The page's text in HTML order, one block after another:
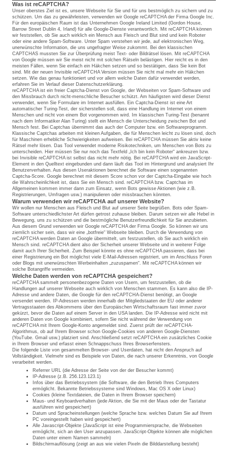
Was ist reCAPTCHA?
Unser oberstes Ziel ist es, unsere Webseite für Sie und für uns bestmöglich zu sichern und zu
schützen. Um das zu gewährleisten, verwenden wir Google reCAPTCHA der Firma Google Inc.
Für den europäischen Raum ist das Unternehmen Google Ireland Limited (Gordon House,
Barrow Street Dublin 4, Irland) für alle Google-Dienste verantwortlich. Mit reCAPTCHA können
wir feststellen, ob Sie auch wirklich ein Mensch aus Fleisch und Blut sind und kein Roboter
oder eine andere Spam-Software. Unter Spam verstehen wir jede, auf elektronischen Weg,
unerwünschte Information, die uns ungefragter Weise zukommt. Bei den klassischen
CAPTCHAS mussten Sie zur Überprüfung meist Text- oder Bildrätsel lösen. Mit reCAPTCHA
von Google müssen wir Sie meist nicht mit solchen Rätseln belästigen. Hier reicht es in den
meisten Fällen, wenn Sie einfach ein Häkchen setzen und so bestätigen, dass Sie kein Bot
sind. Mit der neuen Invisible reCAPTCHA Version müssen Sie nicht mal mehr ein Häkchen
setzen. Wie das genau funktioniert und vor allem welche Daten dafür verwendet werden,
erfahren Sie im Verlauf dieser Datenschutzerklärung.
reCAPTCHA ist ein freier Captcha-Dienst von Google, der Webseiten vor Spam-Software und
den Missbrauch durch nicht-menschliche Besucher schützt. Am häufigsten wird dieser Dienst
verwendet, wenn Sie Formulare im Internet ausfüllen. Ein Captcha-Dienst ist eine Art
automatischer Turing-Test, der sicherstellen soll, dass eine Handlung im Internet von einem
Menschen und nicht von einem Bot vorgenommen wird. Im klassischen Turing-Test (benannt
nach dem Informatiker Alan Turing) stellt ein Mensch die Unterscheidung zwischen Bot und
Mensch fest. Bei Captchas übernimmt das auch der Computer bzw. ein Softwareprogramm.
Klassische Captchas arbeiten mit kleinen Aufgaben, die für Menschen leicht zu lösen sind, doch
für Maschinen erhebliche Schwierigkeiten aufweisen. Bei reCAPTCHA müssen Sie aktiv keine
Rätsel mehr lösen. Das Tool verwendet moderne Risikotechniken, um Menschen von Bots zu
unterscheiden. Hier müssen Sie nur noch das Textfeld „Ich bin kein Roboter“ ankreuzen bzw.
bei Invisible reCAPTCHA ist selbst das nicht mehr nötig. Bei reCAPTCHA wird ein JavaScript-
Element in den Quelltext eingebunden und dann läuft das Tool im Hintergrund und analysiert Ihr
Benutzerverhalten. Aus diesen Useraktionen berechnet die Software einen sogenannten
Captcha-Score. Google berechnet mit diesem Score schon vor der Captcha-Eingabe wie hoch
die Wahrscheinlichkeit ist, dass Sie ein Mensch sind. reCAPTCHA bzw. Captchas im
Allgemeinen kommen immer dann zum Einsatz, wenn Bots gewisse Aktionen (wie z.B.
Registrierungen, Umfragen usw.) manipulieren oder missbrauchen könnten.
Warum verwenden wir reCAPTCHA auf unserer Website?
Wir wollen nur Menschen aus Fleisch und Blut auf unserer Seite begrüßen. Bots oder Spam-
Software unterschiedlichster Art dürfen getrost zuhause bleiben. Darum setzen wir alle Hebel in
Bewegung, uns zu schützen und die bestmögliche Benutzerfreundlichkeit für Sie anzubieten.
Aus diesem Grund verwenden wir Google reCAPTCHA der Firma Google. So können wir uns
ziemlich sicher sein, dass wir eine „botfreie“ Webseite bleiben. Durch die Verwendung von
reCAPTCHA werden Daten an Google übermittelt, um festzustellen, ob Sie auch wirklich ein
Mensch sind. reCAPTCHA dient also der Sicherheit unserer Webseite und in weiterer Folge
damit auch Ihrer Sicherheit. Zum Beispiel könnte es ohne reCAPTCHA passieren, dass bei
einer Registrierung ein Bot möglichst viele E-Mail-Adressen registriert, um im Anschluss Foren
oder Blogs mit unerwünschten Werbeinhalten „zuzuspamen“. Mit reCAPTCHA können wir
solche Botangriffe vermeiden.
Welche Daten werden von reCAPTCHA gespeichert?
reCAPTCHA sammelt personenbezogene Daten von Usern, um festzustellen, ob die
Handlungen auf unserer Webseite auch wirklich von Menschen stammen. Es kann also die IP-
Adresse und andere Daten, die Google für den reCAPTCHA-Dienst benötigt, an Google
versendet werden. IP-Adressen werden innerhalb der Mitgliedstaaten der EU oder anderer
Vertragsstaaten des Abkommens über den Europäischen Wirtschaftsraum fast immer zuvor
gekürzt, bevor die Daten auf einem Server in den USA landen. Die IP-Adresse wird nicht mit
anderen Daten von Google kombiniert, sofern Sie nicht während der Verwendung von
reCAPTCHA mit Ihrem Google-Konto angemeldet sind. Zuerst prüft der reCAPTCHA-
Algorithmus, ob auf Ihrem Browser schon Google-Cookies von anderen Google-Diensten
(YouTube. Gmail usw.) platziert sind. Anschließend setzt reCAPTCHA ein zusätzliches Cookie
in Ihrem Browser und erfasst einen Schnappschuss Ihres Browserfensters.
Die folgende Liste von gesammelten Browser- und Userdaten, hat nicht den Anspruch auf
Vollständigkeit. Vielmehr sind es Beispiele von Daten, die nach unserer Erkenntnis, von Google
verarbeitet werden.
Referrer URL (die Adresse der Seite von der der Besucher kommt)
IP-Adresse (z.B. 256.123.123.1)
Infos über das Betriebssystem (die Software, die den Betrieb Ihres Computers
ermöglicht. Bekannte Betriebssysteme sind Windows, Mac OS X oder Linux)
Cookies (kleine Textdateien, die Daten in Ihrem Browser speichern)
Maus- und Keyboardverhalten (jede Aktion, die Sie mit der Maus oder der Tastatur
ausführen wird gespeichert)
Datum und Spracheinstellungen (welche Sprache bzw. welches Datum Sie auf Ihrem
PC voreingestellt haben wird gespeichert)
Alle Javascript-Objekte (JavaScript ist eine Programmiersprache, die Webseiten
ermöglicht, sich an den User anzupassen. JavaScript-Objekte können alle möglichen
Daten unter einem Namen sammeln)
Bildschirmauflösung (zeigt an aus wie vielen Pixeln die Bilddarstellung besteht)